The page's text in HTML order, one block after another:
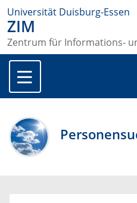
Universität Duisburg-Essen
ZIM
Zentrum für Informations-